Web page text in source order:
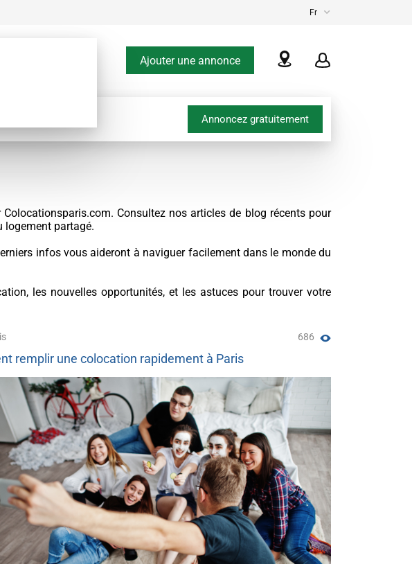
Fr
Ajouter une annonce
Annoncez gratuitement
Consultez nos articles de blog récents pour
logement partagé.
infos vous aideront à naviguer facilement dans le monde du
les nouvelles opportunités, et les astuces pour trouver votre
686
remplir une colocation rapidement à Paris